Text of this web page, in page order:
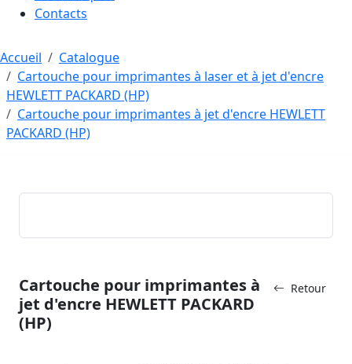
Contacts
Accueil
Catalogue
Cartouche pour imprimantes à laser et à jet d'encre
HEWLETT PACKARD (HP)
Cartouche pour imprimantes à jet d'encre HEWLETT
PACKARD (HP)
Retour
Cartouche pour imprimantes à
jet d'encre HEWLETT PACKARD
(HP)